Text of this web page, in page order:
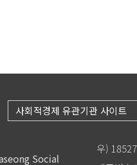
사회적경제 유관기관 사이트
우)